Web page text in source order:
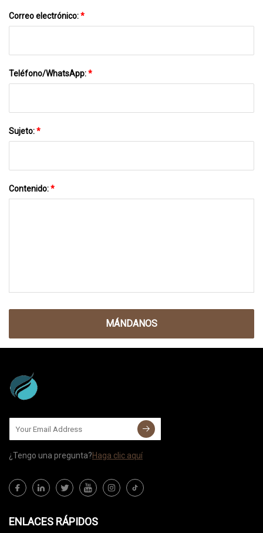
Correo electrónico:*
Teléfono/WhatsApp:*
Sujeto:*
Contenido:*
MÁNDANOS
¿Tengo una pregunta?Haga clic aquí
ENLACES RÁPIDOS